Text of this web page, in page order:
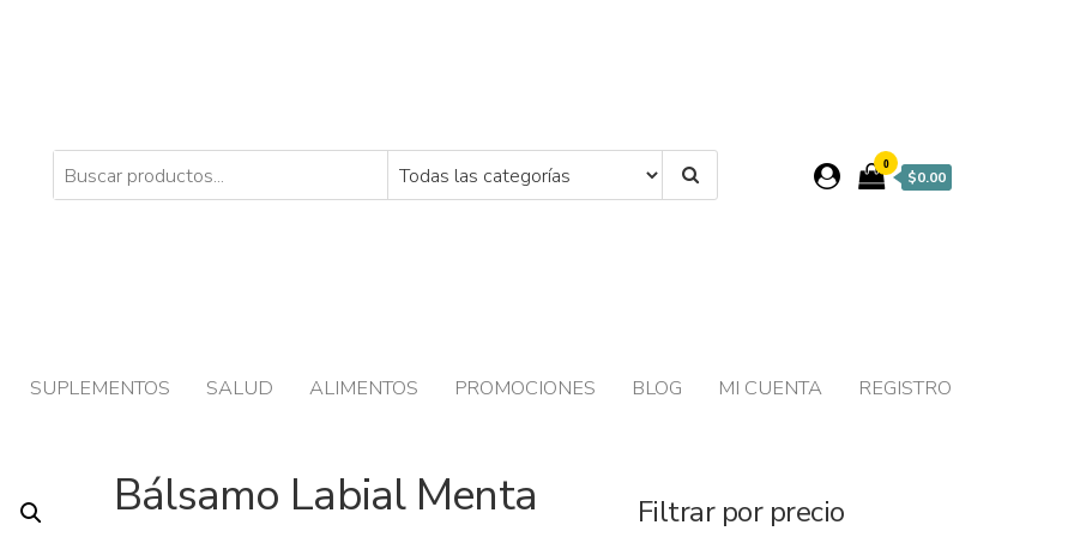
0
$0.00
SUPLEMENTOS SALUD ALIMENTOS PROMOCIONES BLOG MI CUENTA REGISTRO
Bálsamo Labial Menta
Filtrar por precio